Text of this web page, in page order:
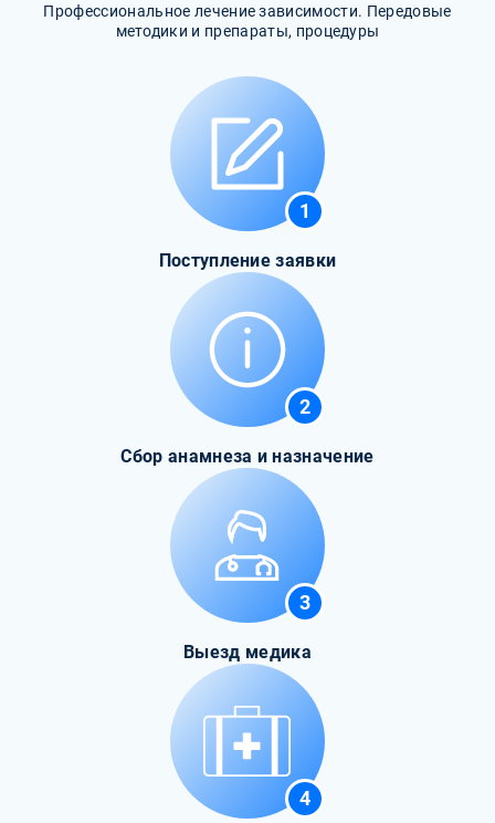
Профессиональное лечение зависимости. Передовые
методики и препараты, процедуры
1
Поступление заявки
2
Сбор анамнеза и назначение
3
Выезд медика
4